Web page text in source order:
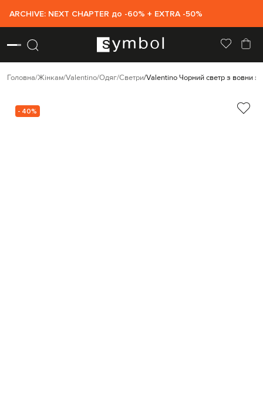
ARCHIVE: NEXT CHAPTER до -60% + EXTRA -50%
Головна Жінкам Valentino Одяг Светри Valentino Чорний светр з вовни
- 40%